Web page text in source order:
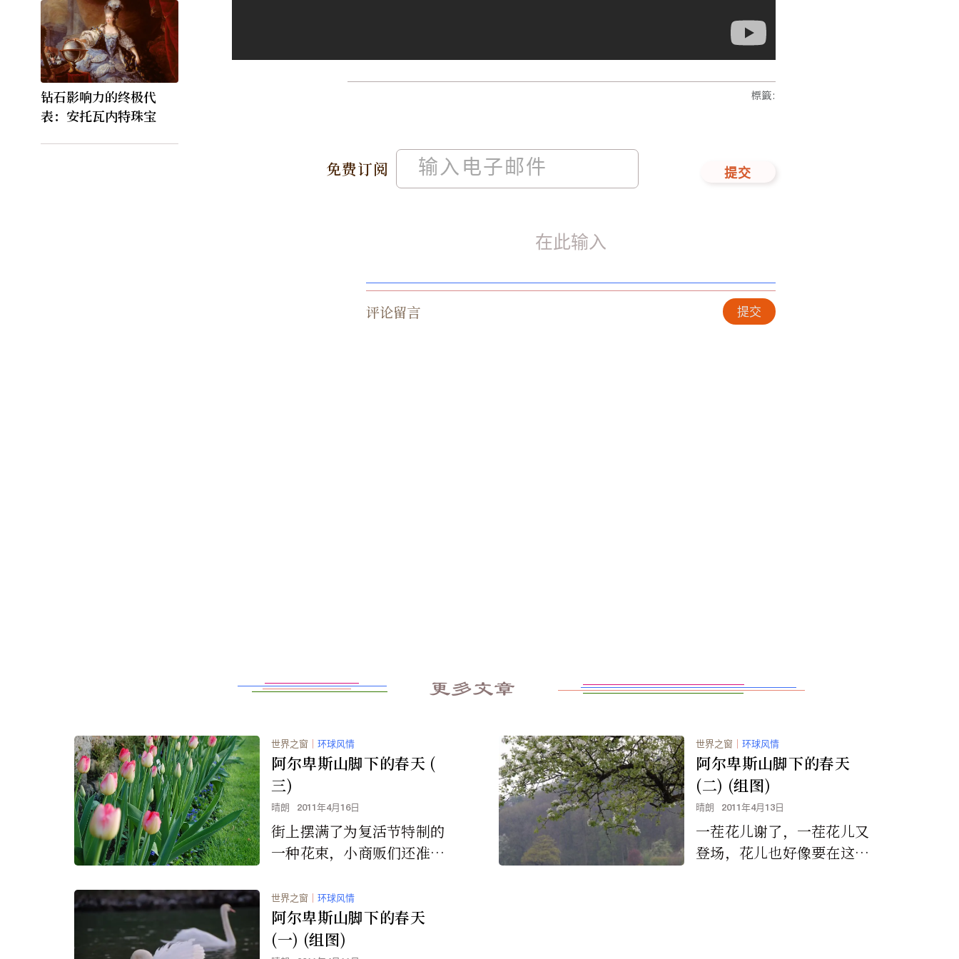
钻石影响力的终极代
表：安托瓦内特珠宝
免费订阅 提交
標籤:
评论留言 提交
更多文章
世界之窗 ｜ 环球风情
阿尔卑斯山脚下的春天 (
三)
晴朗 2011年4月16日
街上摆满了为复活节特制的
一种花束，小商贩们还准备
世界之窗 ｜ 环球风情
阿尔卑斯山脚下的春天
(二) (组图)
晴朗 2011年4月13日
一茬花儿谢了，一茬花儿又
登场，花儿也好像要在这短
世界之窗 ｜ 环球风情
阿尔卑斯山脚下的春天
(一) (组图)